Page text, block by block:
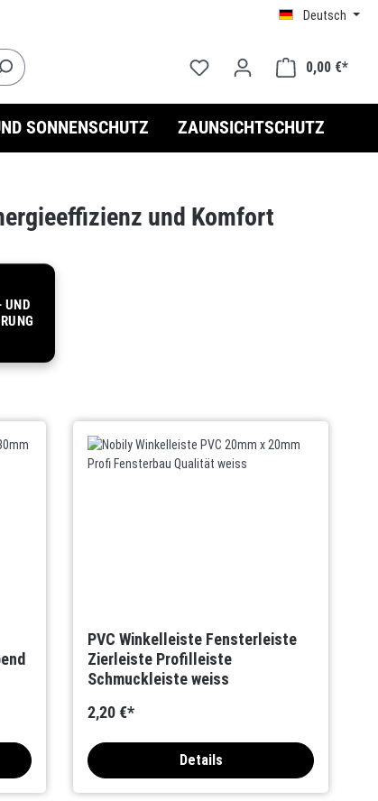
Deutsch
0,00 €*
SONNENSCHUTZ ZAUNSICHTSCHUTZ
und Komfort
UND
PVC Winkelleiste Fensterleiste
Zierleiste Profilleiste
Schmuckleiste weiss
2,20 €*
Details